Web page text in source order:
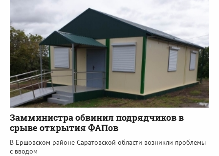
Замминистра обвинил подрядчиков в
срыве открытия ФАПов
В Ершовском районе Саратовской области возникли проблемы
с вводом